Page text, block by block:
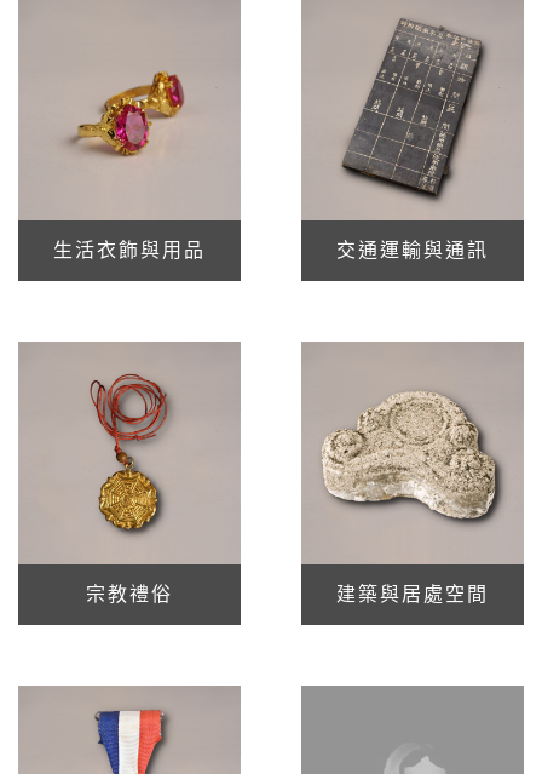
生活衣飾與用品 交通運輸與通訊
宗教禮俗 建築與居處空間